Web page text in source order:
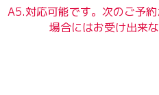
A5.対応可能です。次のご予
場合にはお受け出来